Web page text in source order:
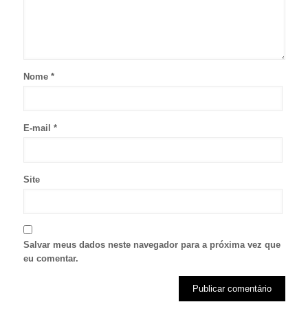
Nome *
E-mail *
Site
Salvar meus dados neste navegador para a próxima vez que
eu comentar.